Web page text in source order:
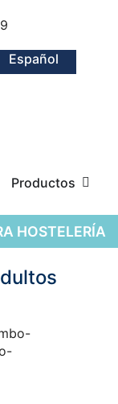
Español
Productos
HOSTELERÍA